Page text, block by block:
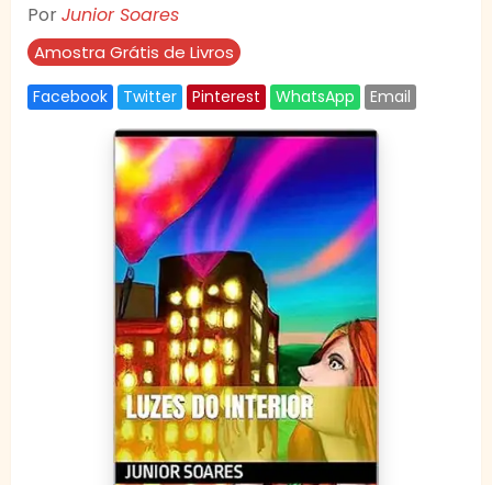
PorJunior Soares
Amostra Grátis de Livros
Facebook Twitter Pinterest WhatsApp Email